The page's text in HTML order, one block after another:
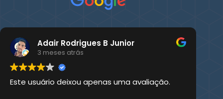
Adair Rodrigues B Junior
3 meses atrás
Este usuário deixou apenas uma avaliação.